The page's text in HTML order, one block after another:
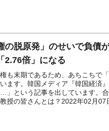
の脱原発」のせいで負債
2.76倍」になる
も末期であるため、あちこちで
ます。韓国メディア『韓国経済
という記事を出しています。
授の皆さんとは？2022年02月07